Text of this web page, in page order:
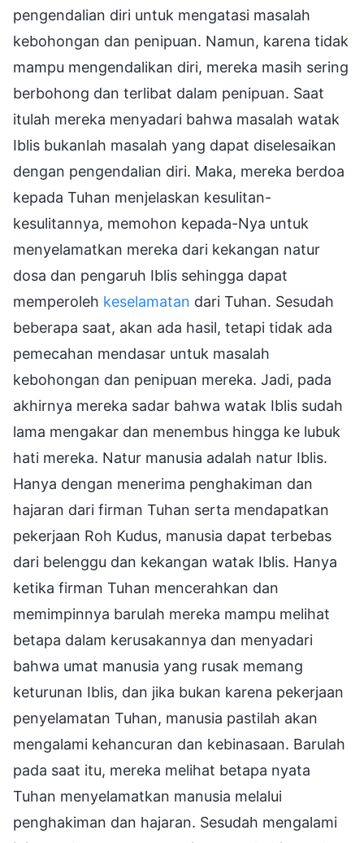
pengendalian diri untuk mengatasi masalah
kebohongan dan penipuan. Namun, karena tidak
mampu mengendalikan diri, mereka masih sering
berbohong dan terlibat dalam penipuan. Saat
itulah mereka menyadari bahwa masalah watak
Iblis bukanlah masalah yang dapat diselesaikan
dengan pengendalian diri. Maka, mereka berdoa
kepada Tuhan menjelaskan kesulitan-
kesulitannya, memohon kepada-Nya untuk
menyelamatkan mereka dari kekangan natur
dosa dan pengaruh Iblis sehingga dapat
memperoleh keselamatan dari Tuhan. Sesudah
beberapa saat, akan ada hasil, tetapi tidak ada
pemecahan mendasar untuk masalah
kebohongan dan penipuan mereka. Jadi, pada
akhirnya mereka sadar bahwa watak Iblis sudah
lama mengakar dan menembus hingga ke lubuk
hati mereka. Natur manusia adalah natur Iblis.
Hanya dengan menerima penghakiman dan
hajaran dari firman Tuhan serta mendapatkan
pekerjaan Roh Kudus, manusia dapat terbebas
dari belenggu dan kekangan watak Iblis. Hanya
ketika firman Tuhan mencerahkan dan
memimpinnya barulah mereka mampu melihat
betapa dalam kerusakannya dan menyadari
bahwa umat manusia yang rusak memang
keturunan Iblis, dan jika bukan karena pekerjaan
penyelamatan Tuhan, manusia pastilah akan
mengalami kehancuran dan kebinasaan. Barulah
pada saat itu, mereka melihat betapa nyata
Tuhan menyelamatkan manusia melalui
penghakiman dan hajaran. Sesudah mengalami